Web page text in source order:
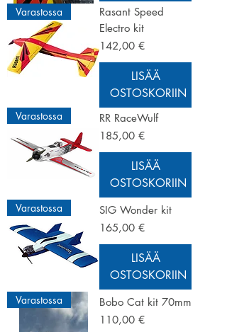
Varastossa
Rasant Speed
Electro kit
Hinta
142,00 €
LISÄÄ
OSTOSKORIIN
Varastossa
RR RaceWulf
Hinta
185,00 €
LISÄÄ
OSTOSKORIIN
Varastossa
SIG Wonder kit
Hinta
165,00 €
LISÄÄ
OSTOSKORIIN
Varastossa
Bobo Cat kit 70mm
Hinta
110,00 €